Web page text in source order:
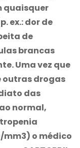
quaisquer
ex.: dor de
de
brancas
Uma vez que
outras drogas
das
normal,
mm3) o médico